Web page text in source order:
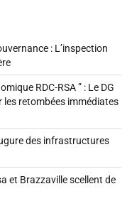
: L’inspection
RDC-RSA ” : Le DG
retombées immédiates
des infrastructures
et Brazzaville scellent de